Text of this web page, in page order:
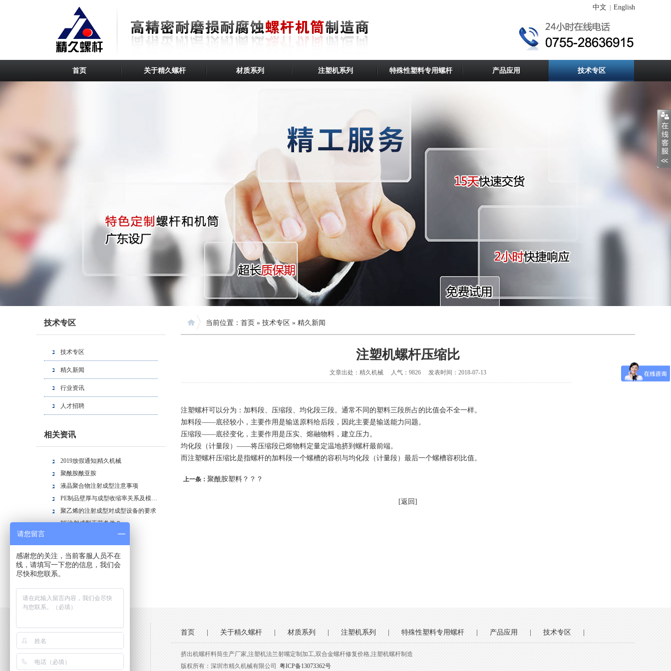
中文 English
首页 关于精久螺杆 材质系列 注塑机系列 特殊性塑料专用螺杆 产品应用 技术专区
技术专区
技术专区
精久新闻
行业资讯
人才招聘
相关资讯
2019放假通知|精久机械
聚酰胺酰亚胺
液晶聚合物注射成型注意事项
PE制品壁厚与成型收缩率关系及模具结构
聚乙烯的注射成型对成型设备的要求
PE注射成型工艺条件？
聚酰胺塑料？？？
当前位置： 首页 » 技术专区 » 精久新闻
注塑机螺杆压缩比
文章出处：精久机械 人气：9826 发表时间：2018-07-13
注塑螺杆可以分为：加料段、压缩段、均化段三段。通常不同的塑料三段所占的比值会不全一样。
加料段——底径较小，主要作用是输送原料给后段，因此主要是输送能力问题。
压缩段——底径变化，主要作用是压实、熔融物料，建立压力。
均化段（计量段）——将压缩段已熔物料定量定温地挤到螺杆最前端。
而注塑螺杆压缩比是指螺杆的加料段一个螺槽的容积与均化段（计量段）最后一个螺槽容积比值。
上一条： 聚酰胺塑料？？？
[返回]
首页 关于精久螺杆 材质系列 注塑机系列 特殊性塑料专用螺杆 产品应用 技术专区
挤出机螺杆料筒生产厂家,注塑机法兰射嘴定制加工,双合金螺杆修复价格,注塑机螺杆制造
版权所有：深圳市精久机械有限公司 粤ICP备13073362号
请您留言
感谢您的关注，当前客服人员不在
线，请填写一下您的信息，我们会
尽快和您联系。